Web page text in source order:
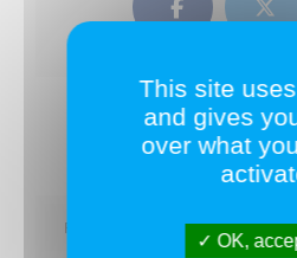
Facebook
Rechercher:
This site
and gives
over what
OK,